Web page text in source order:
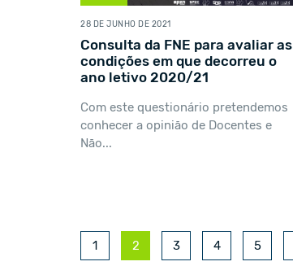
28 DE JUNHO DE 2021
Consulta da FNE para avaliar as
condições em que decorreu o
ano letivo 2020/21
Com este questionário pretendemos
conhecer a opinião de Docentes e
Não...
1 2 3 4 5